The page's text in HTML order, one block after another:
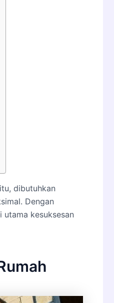
dibutuhkan
Dengan
utama kesuksesan